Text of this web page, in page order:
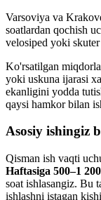
Varsoviya va
soatlardan qochish
velosiped yoki
Ko'rsatilgan
yoki uskuna ijarasi
ekanligini yodda
qaysi hamkor bilan
Asosiy ishingiz
Qisman ish vaqti
Haftasiga 500–1
soat ishlasangiz. Bu
ishlashni istagan